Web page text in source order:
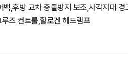
,후방 교차 충돌방지 보조,사각지대
즈 컨트롤,할로겐 헤드램프